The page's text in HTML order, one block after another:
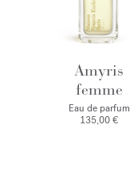
Amyris
femme
Eau de parfum
135,00 €